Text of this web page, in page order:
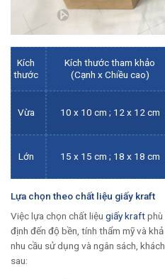
Kích
thước
Kích thước tham khảo
(Cạnh x Chiều cao)
Vừa 10 x 10 cm ; 12 x 12 cm
Lớn 15 x 15 cm ; 18 x 18 cm
Lựa chọn theo chất liệu giấy kraft
Việc lựa chọn chất liệu giấy kraftphù
định đến độ bền, tính thẩm mỹ và
nhu cầu sử dụng và ngân sách,
sau: